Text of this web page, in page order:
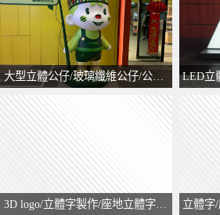
大型立體公仔/玻璃纖維公仔/公仔擺設
3D logo/立體字製作/座地立體字/大型立體擺設/訂製立體字